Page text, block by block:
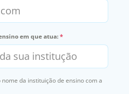
em que atua:*
da instituição de ensino com a